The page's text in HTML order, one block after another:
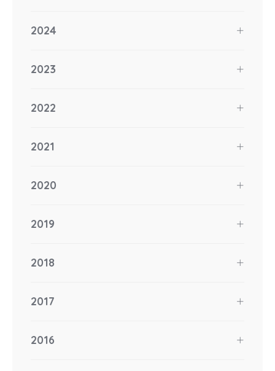
2024
2023
2022
2021
2020
2019
2018
2017
2016